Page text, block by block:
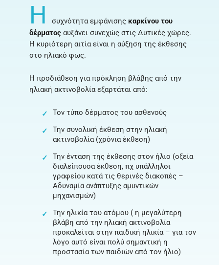
Η συχνότητα εμφάνισης καρκίνου του
δέρματος αυξάνει συνεχώς στις Δυτικές χώρες.
Η κυριότερη αιτία είναι η αύξηση της έκθεσης
στο ηλιακό φως.
Η προδιάθεση για πρόκληση βλάβης από την
ηλιακή ακτινοβολία εξαρτάται από:
Τον τύπο δέρματος του ασθενούς
Την συνολική έκθεση στην ηλιακή
Την ένταση της έκθεσης στον ήλιο (οξεία
διαλείπουσα έκθεση, πχ υπάλληλοι
γραφείου κατά τις θερινές διακοπές –
Αδυναμία ανάπτυξης αμυντικών
Την ηλικία του ατόμου ( η μεγαλύτερη
βλάβη από την ηλιακή ακτινοβολία
προκαλείται στην παιδική ηλικία – για τον
λόγο αυτό είναι πολύ σημαντική η